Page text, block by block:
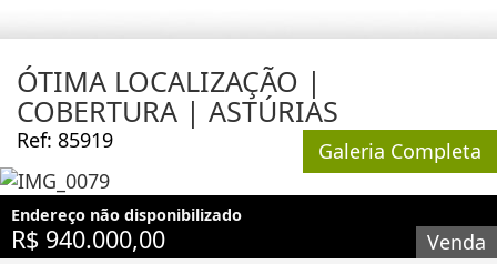
ÓTIMA LOCALIZAÇÃO |
COBERTURA | ASTÚRIAS
Ref: 85919 Galeria Completa
Endereço não disponibilizado
R$ 940.000,00 Venda